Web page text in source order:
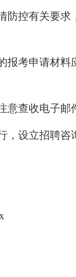
防控有关要
报考申请材
意查收电子邮
设立招聘